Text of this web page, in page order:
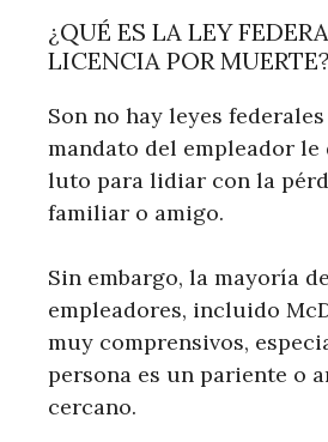
¿QUÉ ES LA LEY
LICENCIA POR MUERTE?
Son no hay leyes
mandato del empleador le
luto para lidiar con la
familiar o amigo.
Sin embargo, la mayoría
empleadores, incluido
muy comprensivos,
persona es un pariente o
cercano.